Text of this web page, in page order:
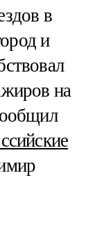
в
и
на